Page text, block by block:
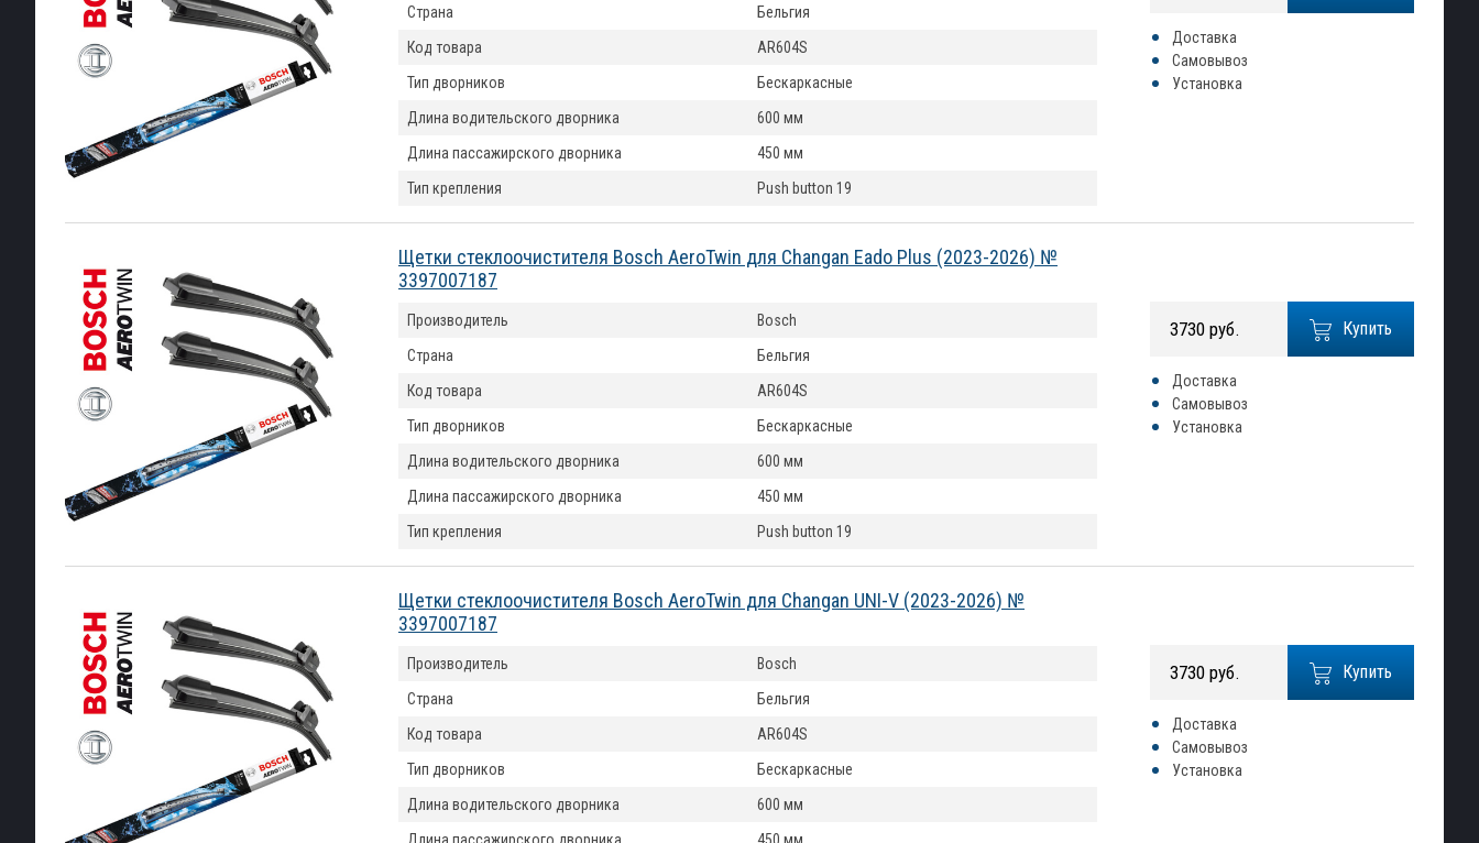
Доставка
Самовывоз
Установка
Страна
Бельгия
Код товара
AR604S
Тип дворников
Бескаркасные
Длина водительского дворника
600 мм
Длина пассажирского дворника
450 мм
Тип крепления
Push button 19
Щетки стеклоочистителя Bosch AeroTwin для Changan Eado Plus (2023-2026) №
3397007187
Купить
3730 руб.
Доставка
Самовывоз
Установка
Производитель
Bosch
Страна
Бельгия
Код товара
AR604S
Тип дворников
Бескаркасные
Длина водительского дворника
600 мм
Длина пассажирского дворника
450 мм
Тип крепления
Push button 19
Щетки стеклоочистителя Bosch AeroTwin для Changan UNI-V (2023-2026) №
3397007187
Купить
3730 руб.
Доставка
Самовывоз
Установка
Производитель
Bosch
Страна
Бельгия
Код товара
AR604S
Тип дворников
Бескаркасные
Длина водительского дворника
600 мм